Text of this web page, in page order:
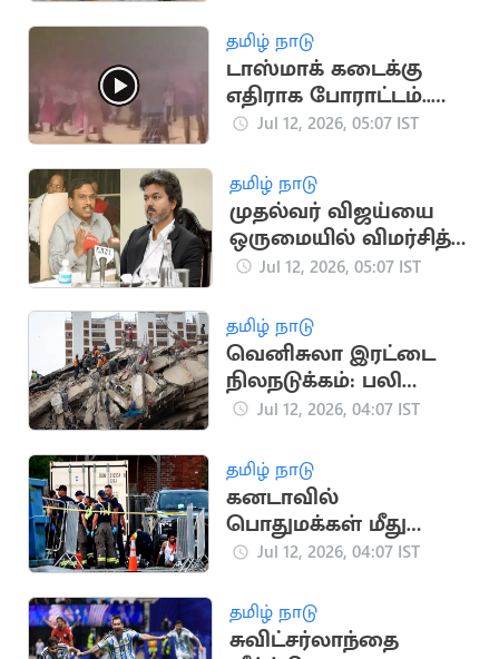
தமிழ் நாடு
டாஸ்மாக் கடைக்கு
எதிராக போராட்டம்..
களத்தில் இறங்கிய
Jul 12, 2026, 05:07 IST
தமிழ் நாடு
முதல்வர் விஜய்யை
ஒருமையில் விமர்சித்த
திமுக எம்பி ஆ.ராசா
Jul 12, 2026, 05:07 IST
தமிழ் நாடு
வெனிசுலா இரட்டை
நிலநடுக்கம்: பலி
எண்ணிக்கை 4,333
Jul 12, 2026, 04:07 IST
தமிழ் நாடு
கனடாவில்
பொதுமக்கள் மீது
துப்பாக்கிச்சூடு: 2 பேர்
Jul 12, 2026, 04:07 IST
தமிழ் நாடு
சுவிட்சர்லாந்தை